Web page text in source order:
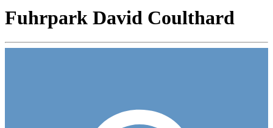
Fuhrpark David Coulthard